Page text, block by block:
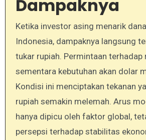
Dampaknya
Ketika investor asing menarik
Indonesia, dampaknya langsung
tukar rupiah. Permintaan terhadap
sementara kebutuhan akan dolar
Kondisi ini menciptakan tekanan
rupiah semakin melemah. Arus
hanya dipicu oleh faktor global,
persepsi terhadap stabilitas